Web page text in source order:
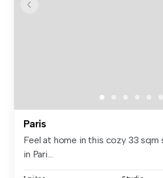
Paris
Feel at home in this cozy 33
in Pari...